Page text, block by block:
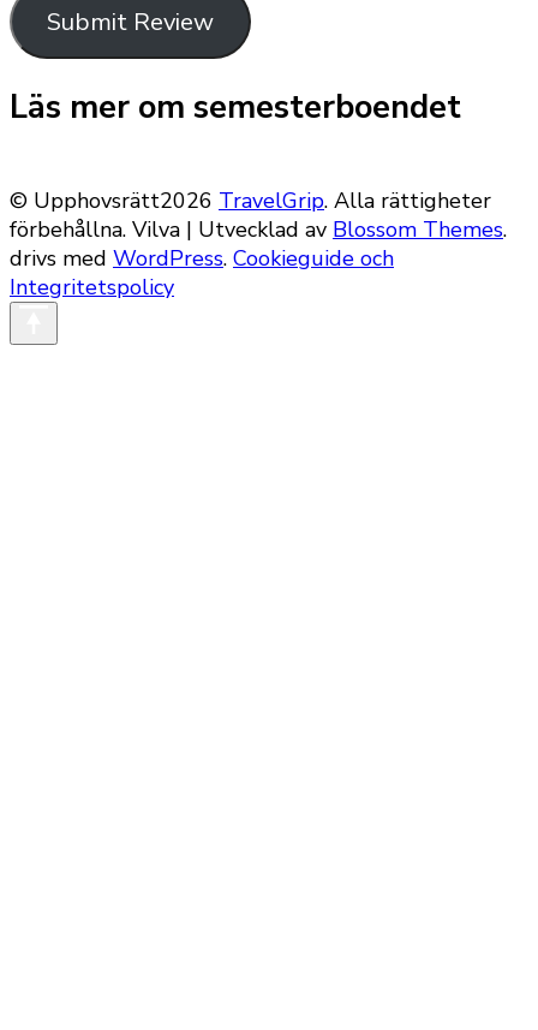
Submit Review
Läs mer om semesterboendet
© Upphovsrätt2026 TravelGrip. Alla rättigheter
förbehållna. Vilva | Utvecklad av Blossom Themes.
drivs med WordPress. Cookieguide och
Integritetspolicy